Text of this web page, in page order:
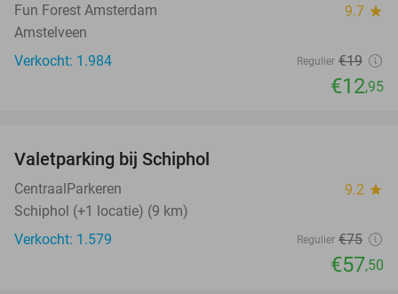
Fun Forest Amsterdam 9.7 star
Amstelveen
Verkocht: 1.984
Regulier €19
€12,95
Valetparking bij Schiphol
CentraalParkeren 9.2 star
Schiphol (+1 locatie) (9 km)
Verkocht: 1.579
Regulier €75
€57,50